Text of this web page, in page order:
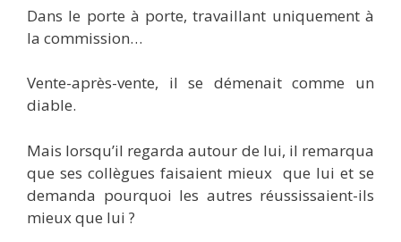
Dans le porte à porte, travaillant uniquement à
la commission…
Vente-après-vente, il se démenait comme un
diable.
Mais lorsqu’il regarda autour de lui, il remarqua
que ses collègues faisaient mieux que lui et se
demanda pourquoi les autres réussissaient-ils
mieux que lui ?